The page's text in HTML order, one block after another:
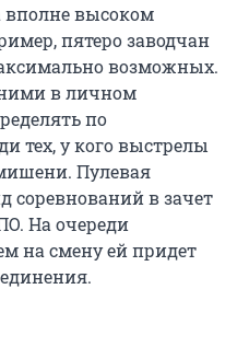
вполне высоком
пятеро заводчан
возможных.
в личном
по
тех, у кого выстрелы
Пулевая
соревнований в зачет
На очереди
на смену ей придет